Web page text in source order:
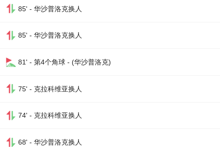
85' - 华沙普洛克换人
85' - 华沙普洛克换人
81' - 第4个角球 - (华沙普洛克)
75' - 克拉科维亚换人
74' - 克拉科维亚换人
68' - 华沙普洛克换人